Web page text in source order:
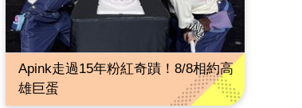
Apink走過15年粉紅奇蹟！8/8相約高
雄巨蛋